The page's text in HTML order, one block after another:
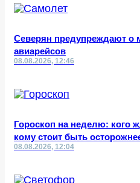
Северян предупреждают о
авиарейсов
08.08.2026, 12:46
Гороскоп на неделю: кого
кому стоит быть
08.08.2026, 12:04